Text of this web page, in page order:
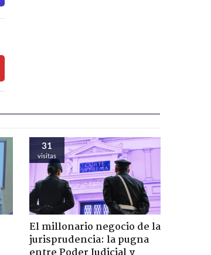
31
visitas
El millonario negocio de la
jurisprudencia: la pugna